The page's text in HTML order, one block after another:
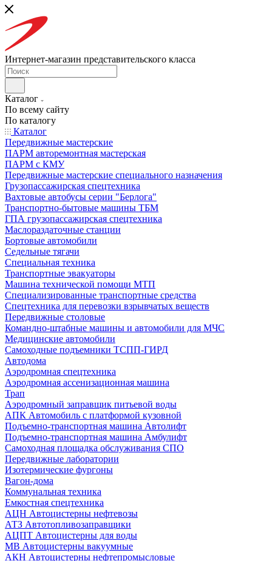
Интернет-магазин представительского класса
Каталог
По всему сайту
По каталогу
Каталог
Передвижные мастерские
ПАРМ авторемонтная мастерская
ПАРМ с КМУ
Передвижные мастерские специального назначения
Грузопассажирская спецтехника
Вахтовые автобусы серии "Берлога"
Транспортно-бытовые машины ТБМ
ГПА грузопассажирская спецтехника
Маслораздаточные станции
Бортовые автомобили
Седельные тягачи
Специальная техника
Транспортные эвакуаторы
Машина технической помощи МТП
Специализированные транспортные средства
Спецтехника для перевозки взрывчатых веществ
Передвижные столовые
Командно-штабные машины и автомобили для МЧС
Медицинские автомобили
Самоходные подъемники ТСПП-ГИРД
Автодома
Аэродромная спецтехника
Аэродромная ассенизационная машина
Трап
Аэродромный заправщик питьевой воды
АПК Автомобиль с платформой кузовной
Подъемно-транспортная машина Автолифт
Подъемно-транспортная машина Амбулифт
Самоходная площадка обслуживания СПО
Передвижные лаборатории
Изотермические фургоны
Вагон-дома
Коммунальная техника
Емкостная спецтехника
АЦН Автоцистерны нефтевозы
АТЗ Автотопливозаправщики
АЦПТ Автоцистерны для воды
МВ Автоцистерны вакуумные
АКН Автоцистерны нефтепромысловые